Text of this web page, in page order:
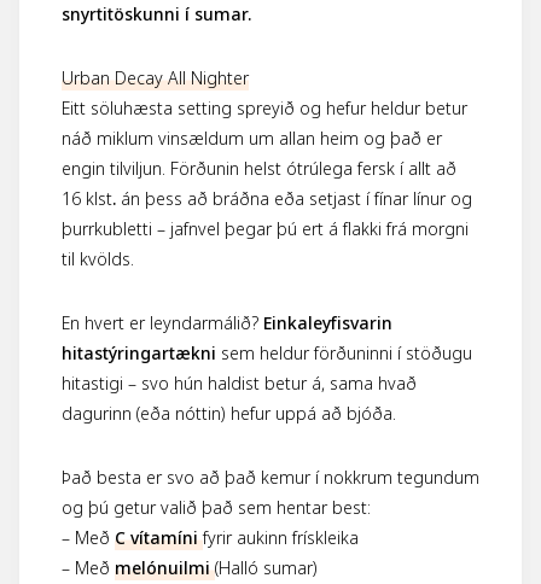
snyrtitöskunni í sumar.
Urban Decay All Nighter
Eitt söluhæsta setting spreyið og hefur heldur betur
náð miklum vinsældum um allan heim og það er
engin tilviljun. Förðunin helst ótrúlega fersk í allt að
16 klst.án þess að bráðna eða setjast í fínar línur og
þurrkubletti – jafnvel þegar þú ert á flakki frá morgni
til kvölds.
En hvert er leyndarmálið? Einkaleyfisvarin
hitastýringartækni sem heldur förðuninni í stöðugu
hitastigi – svo hún haldist betur á, sama hvað
dagurinn (eða nóttin) hefur uppá að bjóða.
Það besta er svo að það kemur í nokkrum tegundum
og þú getur valið það sem hentar best:
– Með C vítamíni fyrir aukinn frískleika
– Með melónuilmi (Halló sumar)